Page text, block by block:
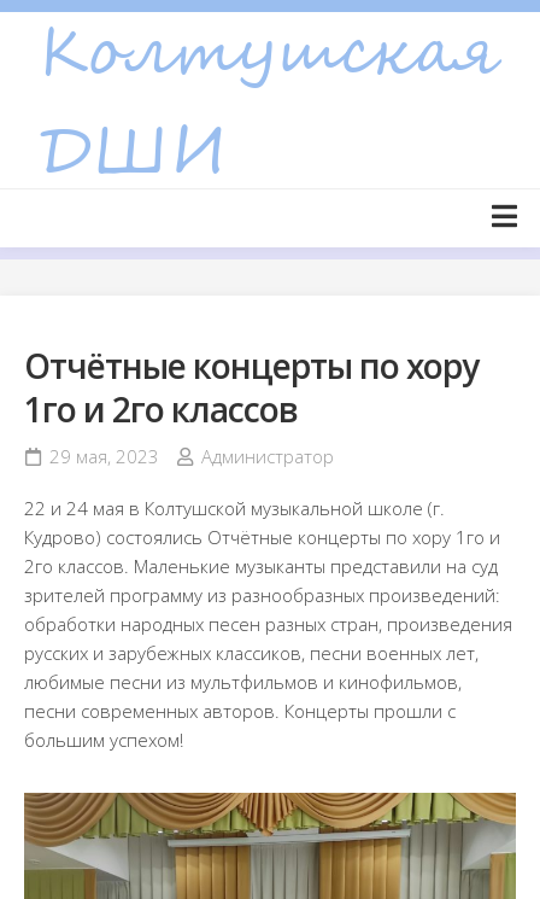
Skip
content
Объявления
Сведения об образовательной организации
Основные сведения
организацией
Документы
Образование
Образовательные стандарты
Руководство
Финансово-хозяйственная деятельность
Материально-техническое обеспечение и
Доступная среда
Стипендии и меры поддержки обучающихся
Платные образовательные услуги
Отчётные концерты по хору
1го и 2го классов
29 мая, 2023 Администратор
22 и 24 мая в Колтушской музыкальной школе (г.
Кудрово) состоялись Отчётные концерты по хору 1го и
2го классов. Маленькие музыканты представили на суд
зрителей программу из разнообразных произведений:
обработки народных песен разных стран, произведения
русских и зарубежных классиков, песни военных лет,
любимые песни из мультфильмов и кинофильмов,
песни современных авторов. Концерты прошли с
большим успехом!